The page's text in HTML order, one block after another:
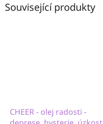
Související produkty
CHEER - olej radosti -